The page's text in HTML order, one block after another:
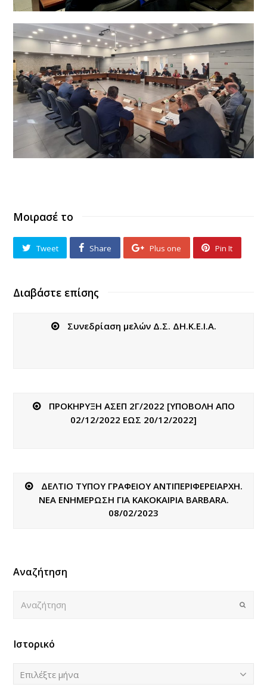
Μοιρασέ το
Tweet Share Plus one Pin It
Διαβάστε επίσης
Συνεδρίαση μελών Δ.Σ. ΔΗ.Κ.Ε.Ι.Α.
ΠΡΟΚΗΡΥΞΗ ΑΣΕΠ 2Γ/2022 [ΥΠΟΒΟΛΗ ΑΠΟ
02/12/2022 ΕΩΣ 20/12/2022]
ΔΕΛΤΙΟ ΤΥΠΟΥ ΓΡΑΦΕΙΟΥ ΑΝΤΙΠΕΡΙΦΕΡΕΙΑΡΧΗ.
ΝΕΑ ΕΝΗΜΕΡΩΣΗ ΓΙΑ ΚΑΚΟΚΑΙΡΙΑ BARBARA.
08/02/2023
Αναζήτηση
Submit
Ιστορικό
Ιστορικό
Επιλέξτε μήνα